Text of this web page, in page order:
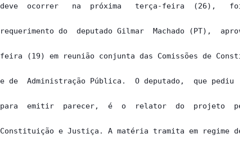
deve  ocorrer   na  próxima   terça-feira  (26),
requerimento do  deputado Gilmar  Machado (PT),
feira (19) em reunião conjunta das Comissões de
e de  Administração Pública.  O deputado,  que pediu
para  emitir  parecer,  é  o  relator  do  projeto
Constituição e Justiça. A matéria tramita em regime